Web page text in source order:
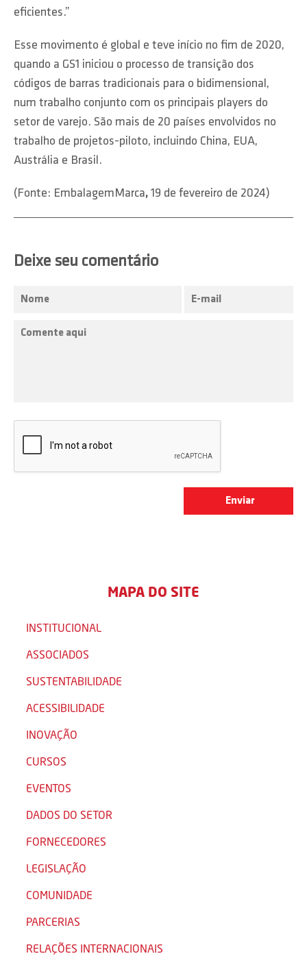
eficientes.”
Esse movimento é global e teve início no fim de 2020,
quando a GS1 iniciou o processo de transição dos
códigos de barras tradicionais para o bidimensional,
num trabalho conjunto com os principais players do
setor de varejo. São mais de 20 países envolvidos no
trabalho de projetos-piloto, incluindo China, EUA,
Austrália e Brasil.
(Fonte: EmbalagemMarca, 19 de fevereiro de 2024)
Deixe seu comentário
MAPA DO SITE
INSTITUCIONAL
ASSOCIADOS
SUSTENTABILIDADE
ACESSIBILIDADE
INOVAÇÃO
CURSOS
EVENTOS
DADOS DO SETOR
FORNECEDORES
LEGISLAÇÃO
COMUNIDADE
PARCERIAS
RELAÇÕES INTERNACIONAIS